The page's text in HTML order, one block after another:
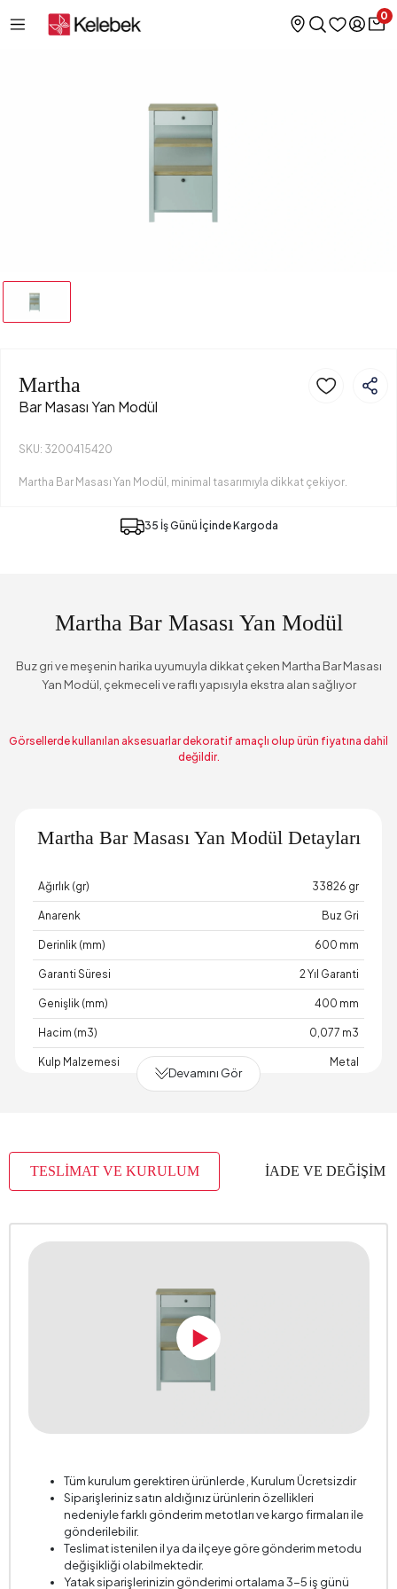
0
Martha
Bar Masası Yan Modül
SKU: 3200415420
Martha Bar Masası Yan Modül, minimal tasarımıyla dikkat çekiyor.
35 İş Günü İçinde Kargoda
Martha Bar Masası Yan Modül
Buz gri ve meşenin harika uyumuyla dikkat çeken Martha Bar Masası
Yan Modül, çekmeceli ve raflı yapısıyla ekstra alan sağlıyor
Görsellerde kullanılan aksesuarlar dekoratif amaçlı olup ürün fiyatına dahil
değildir.
Martha Bar Masası Yan Modül Detayları
Ağırlık (gr) 33826 gr
Anarenk Buz Gri
Derinlik (mm) 600 mm
Garanti Süresi 2 Yıl Garanti
Genişlik (mm) 400 mm
Hacim (m3) 0,077 m3
Kulp Malzemesi Metal
Devamını Gör
TESLİMAT VE KURULUM İADE VE DEĞİŞİM
Tüm kurulum gerektiren ürünlerde , Kurulum Ücretsizdir
Siparişleriniz satın aldığınız ürünlerin özellikleri
nedeniyle farklı gönderim metotları ve kargo firmaları ile
gönderilebilir.
Teslimat istenilen il ya da ilçeye göre gönderim metodu
değişikliği olabilmektedir.
Yatak siparişlerinizin gönderimi ortalama 3-5 iş günü